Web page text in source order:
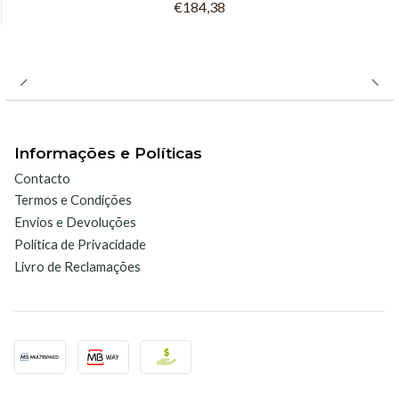
- Curto tempo de aquecimento
- Com interruptor giratório
- Com controlador instalado
Volume do balão de
10 000 ml
€184,38
Informações e Políticas
Contacto
Termos e Condições
Envios e Devoluções
Política de Privacidade
Livro de Reclamações